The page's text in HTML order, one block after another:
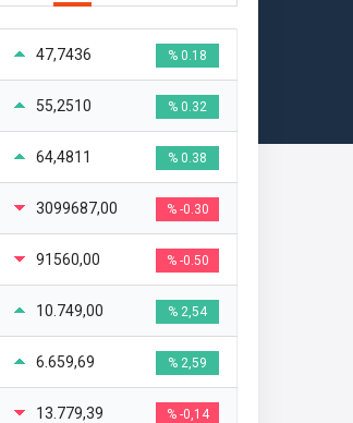
47,7436 % 0.18
55,2510 % 0.32
64,4811 % 0.38
3099687,00 % -0.30
91560,00 % -0.50
10.749,00 % 2,54
6.659,69 % 2,59
13.779,39 % -0,14